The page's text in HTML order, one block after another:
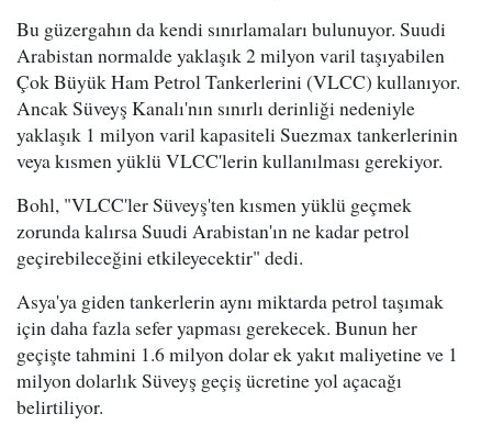
Bu güzergahın da kendi sınırlamaları bulunuyor. Suudi
Arabistan normalde yaklaşık 2 milyon varil taşıyabilen
Çok Büyük Ham Petrol Tankerlerini (VLCC) kullanıyor.
Ancak Süveyş Kanalı'nın sınırlı derinliği nedeniyle
yaklaşık 1 milyon varil kapasiteli Suezmax tankerlerinin
veya kısmen yüklü VLCC'lerin kullanılması gerekiyor.
Bohl, "VLCC'ler Süveyş'ten kısmen yüklü geçmek
zorunda kalırsa Suudi Arabistan'ın ne kadar petrol
geçirebileceğini etkileyecektir" dedi.
Asya'ya giden tankerlerin aynı miktarda petrol taşımak
için daha fazla sefer yapması gerekecek. Bunun her
geçişte tahmini 1.6 milyon dolar ek yakıt maliyetine ve 1
milyon dolarlık Süveyş geçiş ücretine yol açacağı
belirtiliyor.